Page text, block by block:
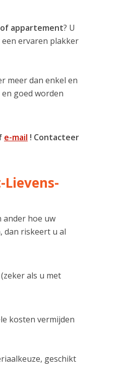
appartement? U
ervaren plakker
meer dan enkel en
goed worden
e-mail ! Contacteer
ander hoe uw
dan riskeert u al
als u met
kosten vermijden
geschikt